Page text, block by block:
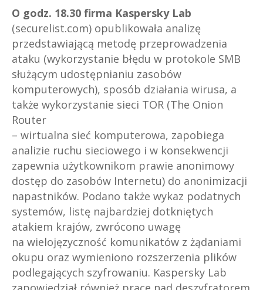
O godz. 18.30 firma Kaspersky Lab
(securelist.com) opublikowała analizę
przedstawiającą metodę przeprowadzenia
ataku (wykorzystanie błędu w protokole SMB
służącym udostępnianiu zasobów
komputerowych), sposób działania wirusa, a
także wykorzystanie sieci TOR (The Onion
Router
– wirtualna sieć komputerowa, zapobiega
analizie ruchu sieciowego i w konsekwencji
zapewnia użytkownikom prawie anonimowy
dostęp do zasobów Internetu) do anonimizacji
napastników. Podano także wykaz podatnych
systemów, listę najbardziej dotkniętych
atakiem krajów, zwrócono uwagę
na wielojęzyczność komunikatów z żądaniami
okupu oraz wymieniono rozszerzenia plików
podlegających szyfrowaniu. Kaspersky Lab